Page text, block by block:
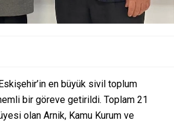
en büyük sivil toplum
bir göreve getirildi. Toplam 21
olan Arnik, Kamu Kurum ve